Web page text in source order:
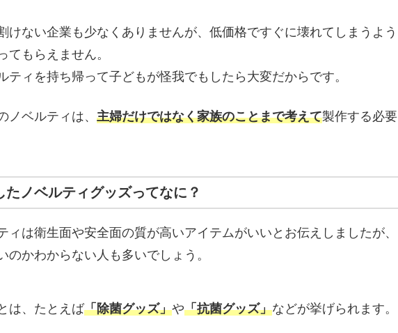
けない企業も少なくありませんが、低価格ですぐに壊れてしまうよう
てもらえません。
ティを持ち帰って子どもが怪我でもしたら大変だからです。
ノベルティは、 主婦だけではなく家族のことまで考えて製作する必要
ノベルティグッズってなに？
ィは衛生面や安全面の質が高いアイテムがいいとお伝えしましたが、
のかわからない人も多いでしょう。
は、たとえば「除菌グッズ」や「抗菌グッズ」などが挙げられます。